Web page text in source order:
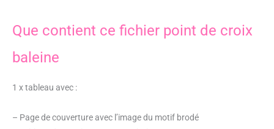
Que contient ce fichier point de croix
baleine
1 x tableau avec :
– Page de couverture avec l’image du motif brodé